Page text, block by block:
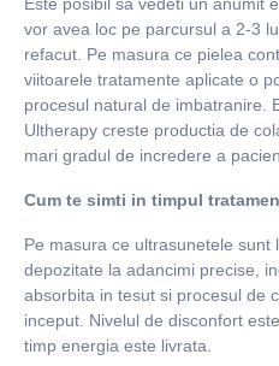
vor avea loc pe parcursul a 2-3
refacut. Pe masura ce pielea
viitoarele tratamente aplicate o
procesul natural de imbatranire.
Ultherapy creste productia de
mari gradul de incredere a
Cum te simti in timpul
Pe masura ce ultrasunetele
depozitate la adancimi precise,
absorbita in tesut si procesul de
inceput. Nivelul de disconfort
timp energia este livrata.